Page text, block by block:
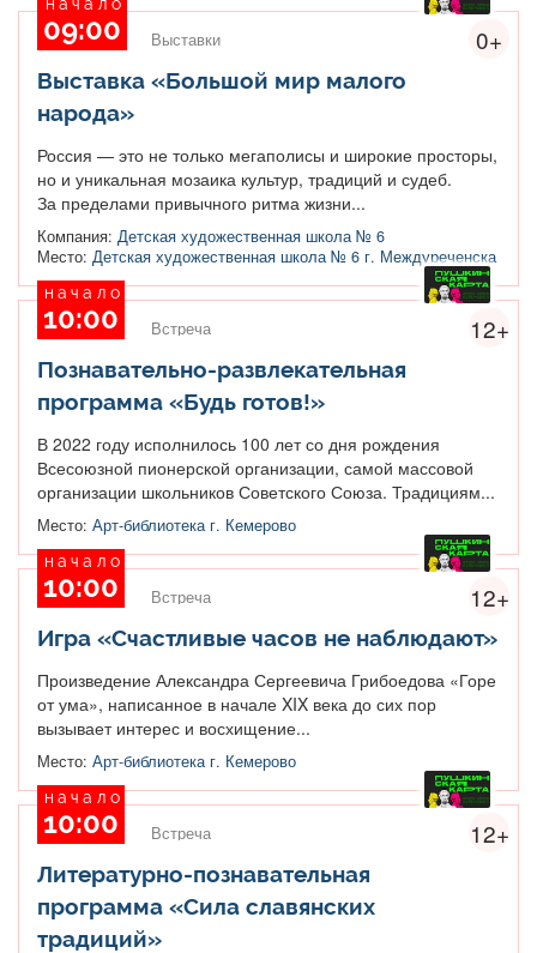
0+
09:00 Выставки
Выставка «Большой мир малого
народа»
Россия — это не только мегаполисы и широкие просторы,
но и уникальная мозаика культур, традиций и судеб.
За пределами привычного ритма жизни...
Компания: Детская художественная школа № 6
Место: Детская художественная школа № 6 г. Междуреченска
12+
начало
10:00 Встреча
Познавательно-развлекательная
программа «Будь готов!»
В 2022 году исполнилось 100 лет со дня рождения
Всесоюзной пионерской организации, самой массовой
организации школьников Советского Союза. Традициям...
Место: Арт-библиотека г. Кемерово
12+
начало
10:00 Встреча
Игра «Счастливые часов не наблюдают»
Произведение Александра Сергеевича Грибоедова «Горе
от ума», написанное в начале XIX века до сих пор
вызывает интерес и восхищение...
Место: Арт-библиотека г. Кемерово
12+
начало
10:00 Встреча
Литературно-познавательная
программа «Сила славянских
традиций»